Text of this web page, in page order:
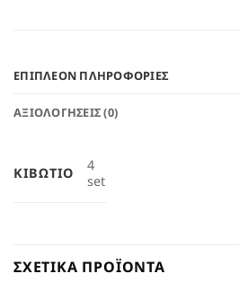
ΕΠΙΠΛΈΟΝ ΠΛΗΡΟΦΟΡΊΕΣ
ΑΞΙΟΛΟΓΉΣΕΙΣ (0)
ΚΙΒΏΤΙΟ
4
set
ΣΧΕΤΙΚΆ ΠΡΟΪΌΝΤΑ